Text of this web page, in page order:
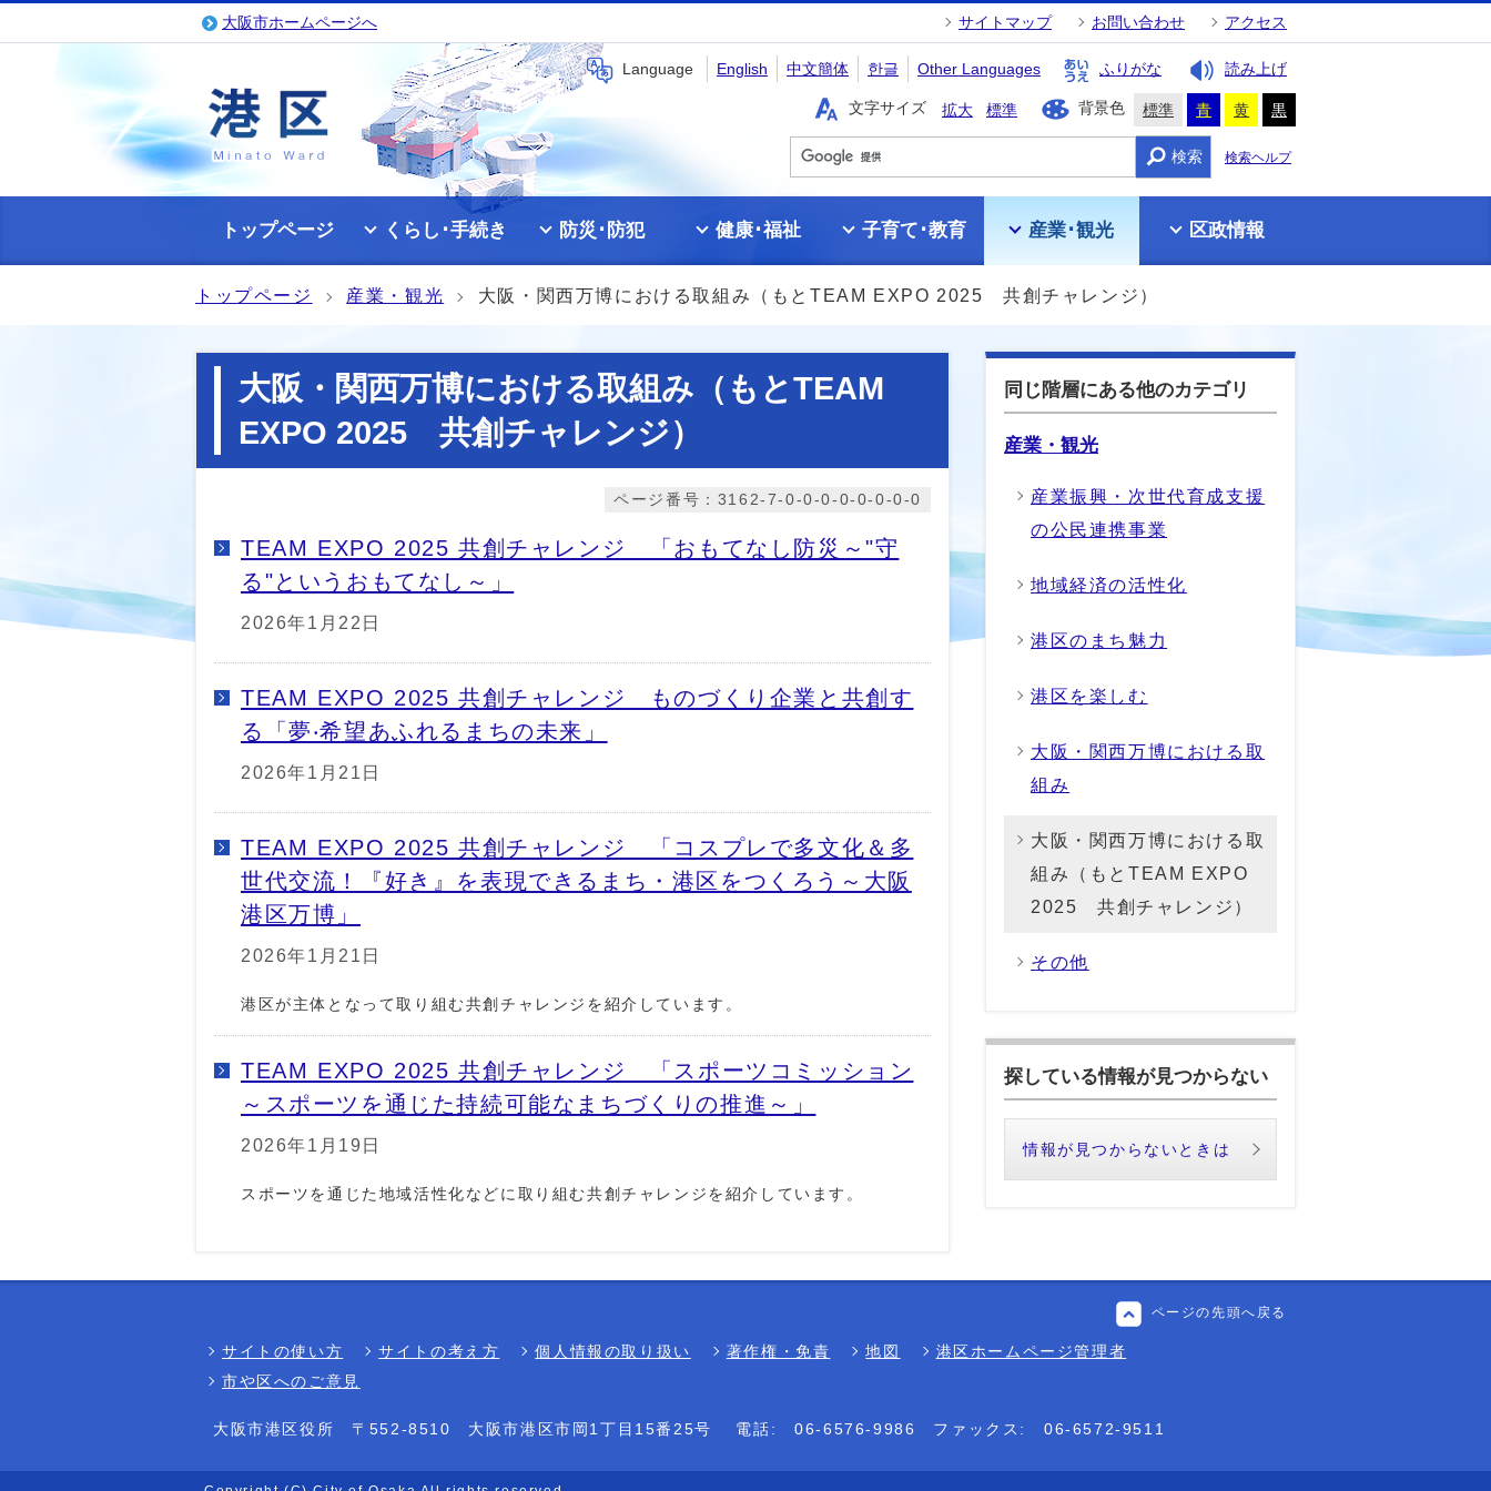
大阪市ホームページへ サイトマップ お問い合わせ アクセス
Language English 中文簡体 한글 Other Languages ふりがな 読み上げ
文字サイズ 拡大 標準 背景色 標準 青 黄 黒
検索 検索ヘルプ
トップページ くらし･手続き 防災･防犯 健康･福祉 子育て･教育 産業･観光 区政情報
トップページ 産業・観光 大阪・関西万博における取組み（もとTEAM EXPO 2025 共創チャレンジ）
大阪・関西万博における取組み（もとTEAM
EXPO 2025 共創チャレンジ）
ページ番号：3162-7-0-0-0-0-0-0-0-0
TEAM EXPO 2025 共創チャレンジ 「おもてなし防災～"守
る"というおもてなし～」
2026年1月22日
TEAM EXPO 2025 共創チャレンジ ものづくり企業と共創す
る「夢‧希望あふれるまちの未来」
2026年1月21日
TEAM EXPO 2025 共創チャレンジ 「コスプレで多文化＆多
世代交流！『好き』を表現できるまち・港区をつくろう～大阪
港区万博」
2026年1月21日
港区が主体となって取り組む共創チャレンジを紹介しています。
TEAM EXPO 2025 共創チャレンジ 「スポーツコミッション
～スポーツを通じた持続可能なまちづくりの推進～」
2026年1月19日
スポーツを通じた地域活性化などに取り組む共創チャレンジを紹介しています。
同じ階層にある他のカテゴリ
産業・観光
産業振興・次世代育成支援
の公民連携事業
地域経済の活性化
港区のまち魅力
港区を楽しむ
大阪・関西万博における取
組み
大阪・関西万博における取
組み（もとTEAM EXPO
2025 共創チャレンジ）
その他
探している情報が見つからない
情報が見つからないときは
ページの先頭へ戻る
サイトの使い方 サイトの考え方 個人情報の取り扱い 著作権・免責 地図
港区ホームページ管理者
市や区へのご意見
大阪市港区役所 〒552-8510 大阪市港区市岡1丁目15番25号 電話: 06-6576-9986 ファックス: 06-6572-9511